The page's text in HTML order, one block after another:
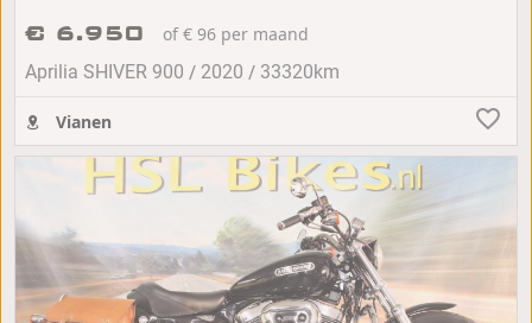
€ 6.950
of € 96 per maand
Aprilia SHIVER 900 / 2020 / 33320km
Vianen